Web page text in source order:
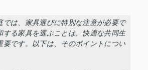
では、家具選びに特別な注意が必要で
する家具を選ぶことは、快適な共同生
要です。以下は、そのポイントについ